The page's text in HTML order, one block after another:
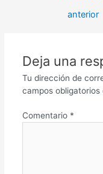
anterior
Deja una
Tu dirección de
campos
Comentario *